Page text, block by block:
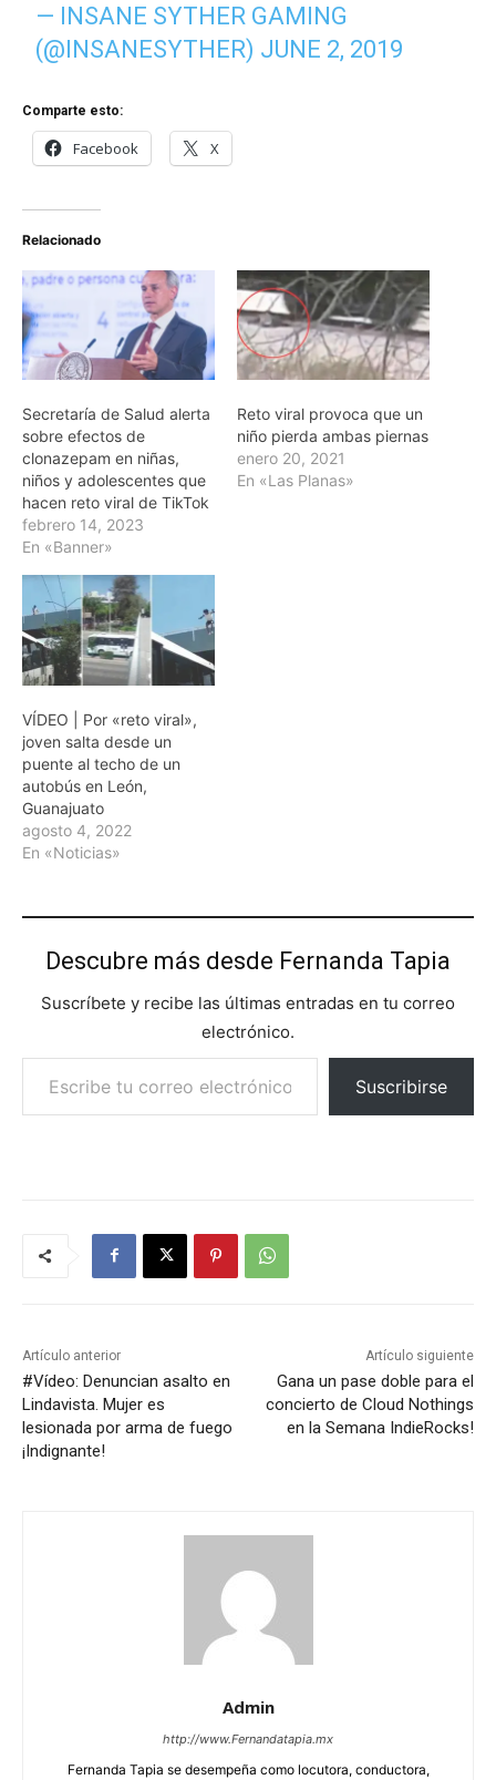
— INSANE SYTHER GAMING
(@INSANESYTHER) JUNE 2, 2019
Comparte esto:
Facebook X
Relacionado
Secretaría de Salud alerta
sobre efectos de
clonazepam en niñas,
niños y adolescentes que
hacen reto viral de TikTok
febrero 14, 2023
En «Banner»
Reto viral provoca que un
niño pierda ambas piernas
enero 20, 2021
En «Las Planas»
VÍDEO | Por «reto viral»,
joven salta desde un
puente al techo de un
autobús en León,
Guanajuato
agosto 4, 2022
En «Noticias»
Descubre más desde Fernanda Tapia
Suscríbete y recibe las últimas entradas en tu correo
electrónico.
Escribe tu correo electrónico…
Suscribirse
Artículo anterior
#Vídeo: Denuncian asalto en
Lindavista. Mujer es
lesionada por arma de fuego
¡Indignante!
Artículo siguiente
Gana un pase doble para el
concierto de Cloud Nothings
en la Semana IndieRocks!
Admin
http://www.Fernandatapia.mx
Fernanda Tapia se desempeña como locutora, conductora,